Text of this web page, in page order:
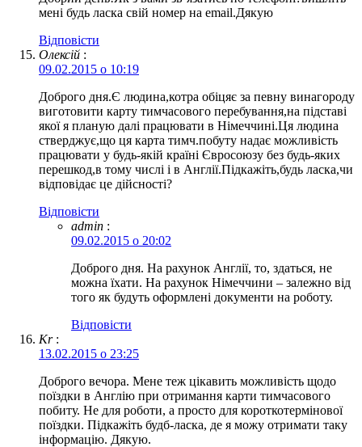
мені будь ласка свій номер на email.Дякую
Відповіcти
Олексій :
09.02.2015 о 10:19
Доброго дня.Є людина,котра обіцяє за певну винагороду
виготовити карту тимчасового перебування,на підставі
якої я планую далі працювати в Німеччині.Ця людина
стверджує,що ця карта тимч.побуту надає можливість
працювати у будь-якій країні Євросоюзу без будь-яких
перешкод,в тому числі і в Англії.Підкажіть,будь ласка,чи
відповідає це дійсності?
Відповіcти
admin :
09.02.2015 о 20:02
Доброго дня. На рахунок Англії, то, здаться, не
можна їхати. На рахунок Німеччини – залежно від
того як будуть оформлені документи на роботу.
Відповіcти
Kr :
13.02.2015 о 23:25
Доброго вечора. Мене теж цікавить можливість щодо
поїздки в Англію при отримання карти тимчасового
побиту. Не для роботи, а просто для короткотермінової
поїздки. Підкажіть будб-ласка, де я можу отримати таку
інформацію. Дякую.